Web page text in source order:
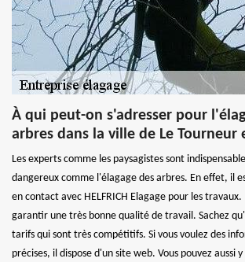
À qui peut-on s'adresser pour
arbres dans la ville de Le Tourneur
Les experts comme les paysagistes sont
dangereux comme l'élagage des arbres. En effet, il
en contact avec HELFRICH Elagage pour les
garantir une très bonne qualité de travail. Sachez
tarifs qui sont très compétitifs. Si vous voulez des
précises, il dispose d'un site web. Vous pouvez aussi